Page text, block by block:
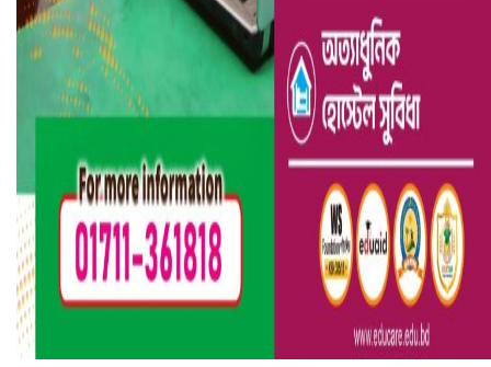
ভারতে ভয়াবহ সড়ক দুর্ঘটনা, নিহত ১৫